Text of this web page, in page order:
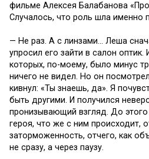
фильме Алексея Балабанова
Случалось, что роль шла именно
— Не раз. А с линзами… Леша
упросил его зайти в салон
которых, по-моему, было минус
ничего не видел. Но он
кивнул: «Ты знаешь, да». Я
быть другими. И получился
пронизывающий взгляд. До
героя, что же с ним происходит,
заторможенность, отчего, как
не сразу, а через паузу.